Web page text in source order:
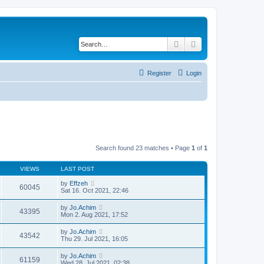
Search
Login
Register
Search found 23 matches • Page 1 of 1
VIEWS LAST POST
60045 by Effzeh
Sat 16. Oct 2021, 22:46
43395 by Jo.Achim
Mon 2. Aug 2021, 17:52
43542 by Jo.Achim
Thu 29. Jul 2021, 16:05
61159 by Jo.Achim
Wed 28. Jul 2021, 02:38